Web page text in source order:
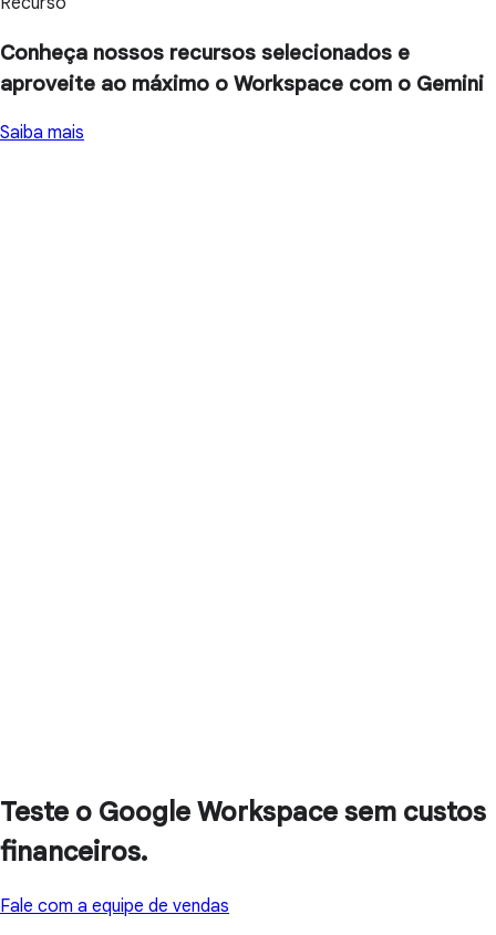
Conheça nossos recursos selecionados e
aproveite ao máximo o Workspace com o Gemini
Saiba mais
Teste o Google Workspace sem custos
financeiros.
Fale com a equipe de vendas